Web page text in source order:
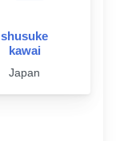
shusuke
kawai
Japan